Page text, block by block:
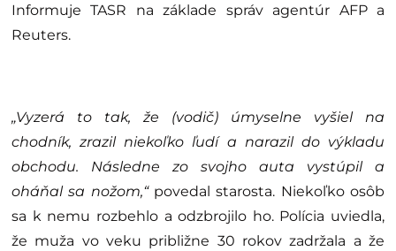
Informuje TASR na základe správ agentúr AFP a
Reuters.
„Vyzerá to tak, že (vodič) úmyselne vyšiel na
chodník, zrazil niekoľko ľudí a narazil do výkladu
obchodu. Následne zo svojho auta vystúpil a
oháňal sa nožom,“povedal starosta. Niekoľko osôb
sa k nemu rozbehlo a odzbrojilo ho. Polícia uviedla,
že muža vo veku približne 30 rokov zadržala a že